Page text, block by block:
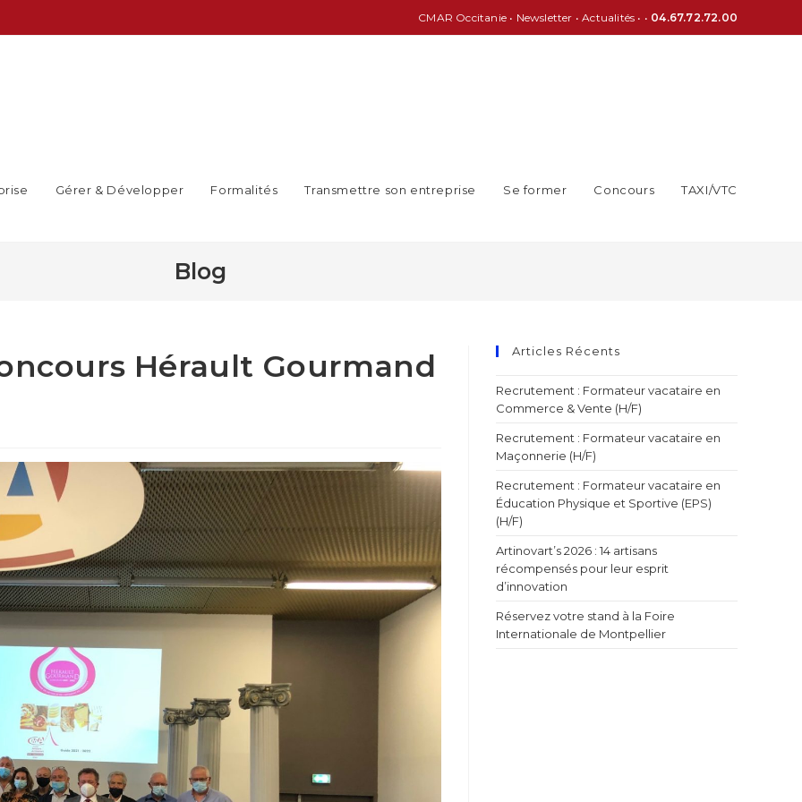
CMAR Occitanie• Newsletter •Actualités • • 04.67.72.72.00
Gérer & Développer Formalités Transmettre son entreprise Se former Concours TAXI/VTC
Blog
Hérault Gourmand Articles Récents
Recrutement : Formateur vacataire en
Commerce & Vente (H/F)
Recrutement : Formateur vacataire en
Maçonnerie (H/F)
Recrutement : Formateur vacataire en
Éducation Physique et Sportive (EPS)
(H/F)
Artinovart’s 2026 : 14 artisans
récompensés pour leur esprit
d’innovation
Réservez votre stand à la Foire
Internationale de Montpellier